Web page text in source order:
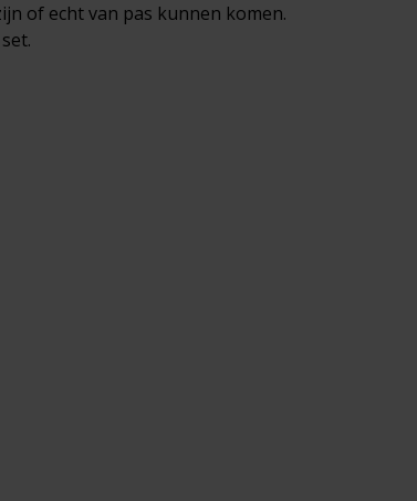
of echt van pas kunnen komen.